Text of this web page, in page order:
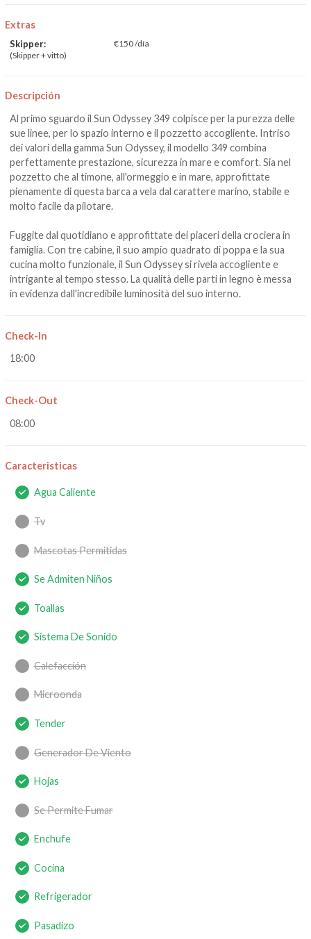
Extras
Skipper:
€150 /día
(Skipper + vitto)
Descripción
Al primo sguardo il Sun Odyssey 349 colpisce per la purezza delle
sue linee, per lo spazio interno e il pozzetto accogliente. Intriso
dei valori della gamma Sun Odyssey, il modello 349 combina
perfettamente prestazione, sicurezza in mare e comfort. Sia nel
pozzetto che al timone, all'ormeggio e in mare, approfittate
pienamente di questa barca a vela dal carattere marino, stabile e
molto facile da pilotare.
Fuggite dal quotidiano e approfittate dei piaceri della crociera in
famiglia. Con tre cabine, il suo ampio quadrato di poppa e la sua
cucina molto funzionale, il Sun Odyssey si rivela accogliente e
intrigante al tempo stesso. La qualità delle parti in legno è messa
in evidenza dall'incredibile luminosità del suo interno.
Check-In
18:00
Check-Out
08:00
Caracteristicas
Agua Caliente
Tv
Mascotas Permitidas
Se Admiten Niños
Toallas
Sistema De Sonido
Calefacción
Microonda
Tender
Generador De Viento
Hojas
Se Permite Fumar
Enchufe
Cocina
Refrigerador
Pasadizo